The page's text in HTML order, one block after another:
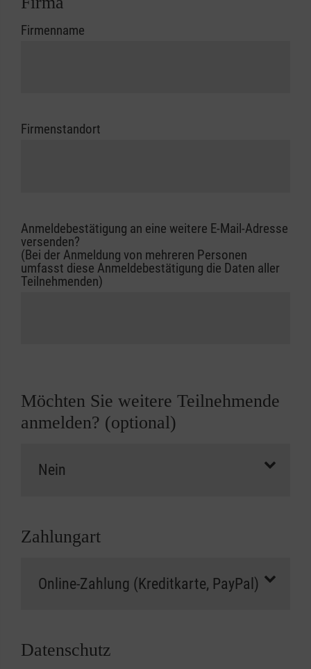
Firmenname
Firmenstandort
Anmeldebestätigung an eine weitere E-Mail-Adresse
versenden?
(Bei der Anmeldung von mehreren Personen
umfasst diese Anmeldebestätigung die Daten aller
Teilnehmenden)
Möchten Sie weitere Teilnehmende
anmelden? (optional)
Zahlungart
Datenschutz